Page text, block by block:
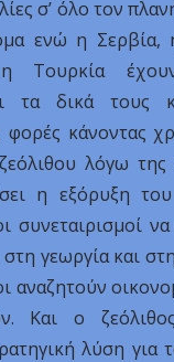
σ’ όλο τον
ενώ η Σερβία,
Τουρκία
τα δικά τους
φορές κάνοντας
λόγω της
η εξόρυξη
συνεταιρισμοί
στη γεωργία και
αναζητούν
Και ο
λύση για